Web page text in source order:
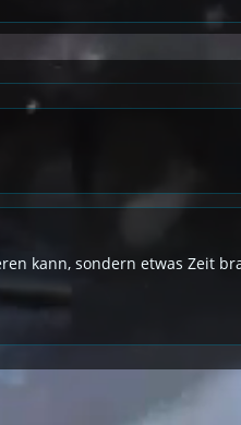
kann, sondern etwas Zeit